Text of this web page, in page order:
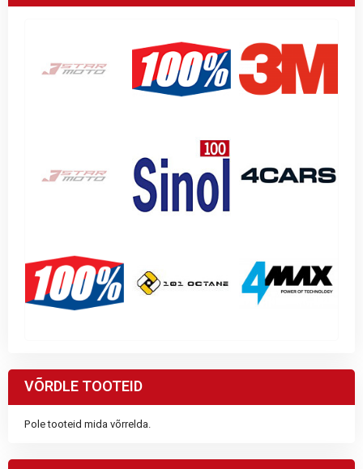
VÕRDLE TOOTEID
Pole tooteid mida võrrelda.